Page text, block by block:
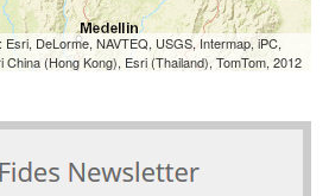
DeLorme, NAVTEQ, USGS, Intermap, iPC,
(Hong Kong), Esri (Thailand), TomTom, 2012